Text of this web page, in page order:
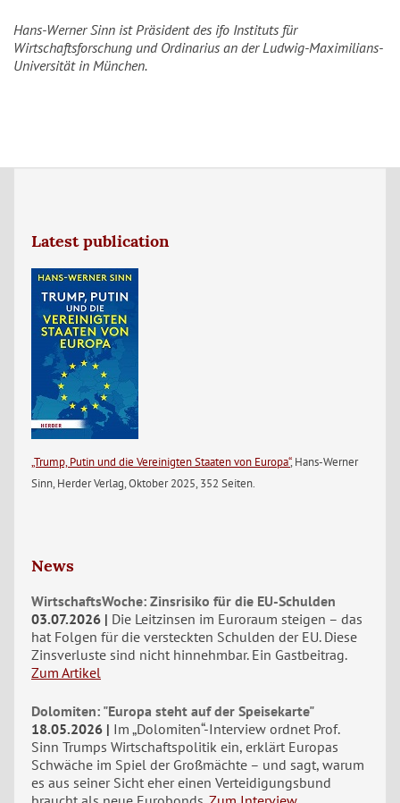
Hans-Werner Sinn ist Präsident des ifo Instituts für
Wirtschaftsforschung und Ordinarius an der Ludwig-Maximilians-
Universität in München.
Latest publication
„Trump, Putin und die Vereinigten Staaten von Europa“, Hans-Werner
Sinn, Herder Verlag, Oktober 2025, 352 Seiten.
News
WirtschaftsWoche: Zinsrisiko für die EU-Schulden
03.07.2026
Die Leitzinsen im Euroraum steigen – das
hat Folgen für die versteckten Schulden der EU. Diese
Zinsverluste sind nicht hinnehmbar. Ein Gastbeitrag.
Zum Artikel
Dolomiten: "Europa steht auf der Speisekarte"
18.05.2026
Im „Dolomiten“-Interview ordnet Prof.
Sinn Trumps Wirtschaftspolitik ein, erklärt Europas
Schwäche im Spiel der Großmächte – und sagt, warum
es aus seiner Sicht eher einen Verteidigungsbund